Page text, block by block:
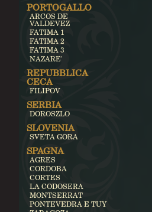
PORTOGALLO
ARCOS DE
VALDEVEZ
FATIMA 1
FATIMA 2
FATIMA 3
NAZARE'
REPUBBLICA
CECA
FILIPOV
SERBIA
DOROSZLO
SLOVENIA
SVETA GORA
SPAGNA
AGRES
CORDOBA
CORTES
LA CODOSERA
MONTSERRAT
PONTEVEDRA E TUY